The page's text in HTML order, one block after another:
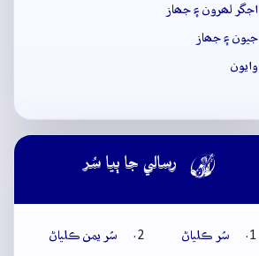
اجگر لھرون ۽ جھاز
جيون ۽ جھاز
وايون
 رسالي جا ٻيا سُر
سُر ڪلياڻ
سُر يمن ڪلياڻ